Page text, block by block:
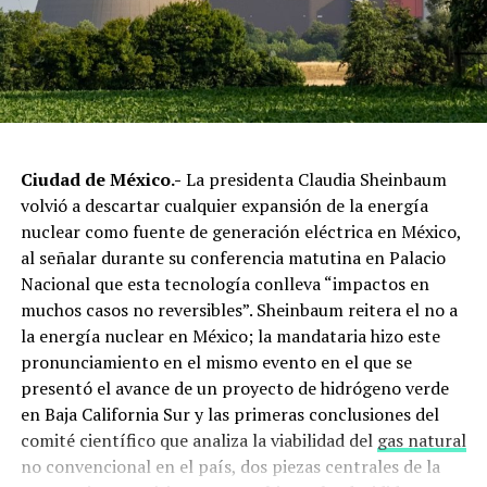
tecnologías y combustibles más limpios.
Manuel Rodríguez mencionó, que como parte de esta
actualización, se establecieron dos escenarios: uno a
2035 y otro a 2050, diseñando una ruta para que México
limpias que promueva la productividad, el desarrollo
sustentable y la equidad social.
Expuso que a través del Programa de Desarrollo del
Sistema Eléctrico Nacional (Prodesen) se proyecta que
la participación de las energías limpias en la generación
de electricidad se incrementara gradualmente hasta
representar el 39.9 por ciento del total nacional, de
aquí al año 2033.
Ciudad de México.- La presidenta Claudia Sheinbaum
volvió a descartar cualquier expansión de la energía
nuclear como fuente de generación eléctrica en México,
al señalar durante su conferencia matutina en Palacio
Nacional que esta tecnología conlleva “impactos en
muchos casos no reversibles”. Sheinbaum reitera el no a
la energía nuclear en México; la mandataria hizo este
pronunciamiento en el mismo evento en el que se
presentó el avance de un proyecto de hidrógeno verde
en Baja California Sur y las primeras conclusiones del
comité científico que analiza la viabilidad del gas natural
no convencional en el país, dos piezas centrales de la